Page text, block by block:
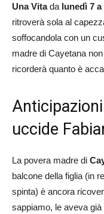
Una Vitada lunedì 7 a
ritroverà sola al
soffocandola con un
madre di Cayetana
ricorderà quanto è
uccide
La povera madre di
balcone della figlia (in
spinta) è ancora
sappiamo, le aveva